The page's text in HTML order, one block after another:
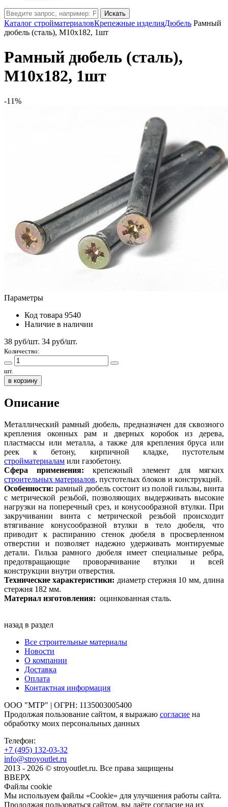
Искать
Каталог стройматериаловКрепежные изделияДюбель Рамный
дюбель (сталь), М10х182, 1шт
Рамный дюбель (сталь),
М10х182, 1шт
-11%
Параметры
Код товара 9540
Наличие в наличии
38 руб/шт. 34 руб/шт.
Количество:
шт.
в корзину
Описание
Металлический рамный дюбель, предназначен для сквозного
крепления оконных рам и дверных коробок из дерева,
пластмассы или металла, а также для крепления бруса или
реек к бетону, кирпичной кладке, пустотелым
стройматериалам или газобетону.
Сфера применения:крепежный элемент для мягких
строительных материалов, пустотелых блоков и конструкций.
Особенности: рамный дюбель состоит из полой гильзы, винта
с метрической резьбой, позволяющих выдерживать высокие
нагрузки на поперечный срез, и конусообразной втулки. При
закручивании винта с метрической резьбой происходит
втягивание конусообразной втулки в тело дюбеля, что
приводит к распиранию стенок дюбеля в просверленном
отверстии и позволяет надежно удерживать монтируемые
детали. Гильза рамного дюбеля имеет специальные ребра,
предотвращающие проворачивание втулки и всей
конструкции внутри отверстия.
Технические характеристики: диаметр стержня 10 мм, длина
стержня 182 мм.
Материал изготовления: оцинкованная сталь.
назад в раздел
Все строительные материалы
Новости
О компании
Доставка
Оплата
Контактная информация
ООО "МТР" | ОГРН: 1135003005400
Продолжая пользование сайтом, я выражаю согласие на
обработку моих персональных данных
Телефон:
+7 (495) 132-03-32
info@stroyoutlet.ru
2013 - 2026 © stroyoutlet.ru. Все права защищены
ВВЕРХ
Файлы cookie
Мы используем файлы «Cookie» для улучшения работы сайта.
Продолжая пользоваться сайтом, вы даёте согласие на их